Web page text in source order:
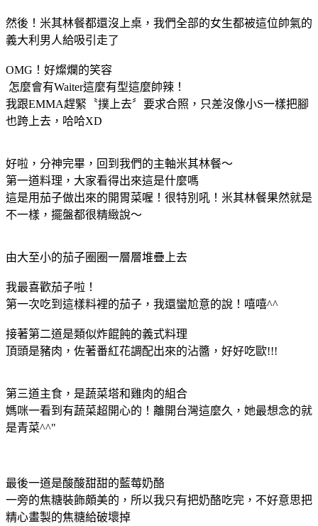
然後！米其林餐都還沒上桌，我們全部的女生都被這位帥氣的
義大利男人給吸引走了
OMG！好燦爛的笑容
怎麼會有Waiter這麼有型這麼帥辣！
我跟EMMA趕緊〝撲上去〞要求合照，只差沒像小S一樣把腳
也跨上去，哈哈XD
好啦，分神完畢，回到我們的主軸米其林餐～
第一道料理，大家看得出來這是什麼嗎
這是用茄子做出來的開胃菜喔！很特別吼！米其林餐果然就是
不一樣，擺盤都很精緻說～
由大至小的茄子圈圈一層層堆疊上去
我最喜歡茄子啦！
第一次吃到這樣料裡的茄子，我還蠻尬意的說！嘻嘻^^
接著第二道是類似炸餛飩的義式料理
頂頭是豬肉，佐著番紅花調配出來的沾醬，好好吃歐!!!
第三道主食，是蔬菜塔和雞肉的組合
媽咪一看到有蔬菜超開心的！離開台灣這麼久，她最想念的就
是青菜^^"
最後一道是酸酸甜甜的藍莓奶酪
一旁的焦糖裝飾頗美的，所以我只有把奶酪吃完，不好意思把
精心畫製的焦糖給破壞掉